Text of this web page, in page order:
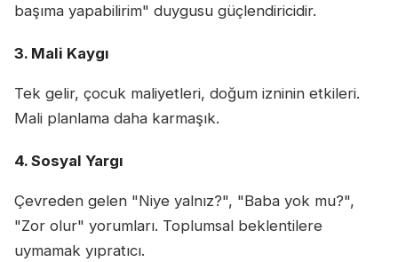
başıma yapabilirim" duygusu güçlendiricidir.
3. Mali Kaygı
Tek gelir, çocuk maliyetleri, doğum izninin etkileri.
Mali planlama daha karmaşık.
4. Sosyal Yargı
Çevreden gelen "Niye yalnız?", "Baba yok mu?",
"Zor olur" yorumları. Toplumsal beklentilere
uymamak yıpratıcı.